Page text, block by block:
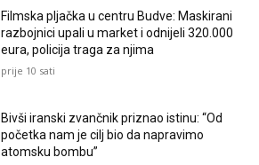
Filmska pljačka u centru Budve: Maskirani
razbojnici upali u market i odnijeli 320.000
eura, policija traga za njima
prije 10 sati
Bivši iranski zvančnik priznao istinu: “Od
početka nam je cilj bio da napravimo
atomsku bombu”